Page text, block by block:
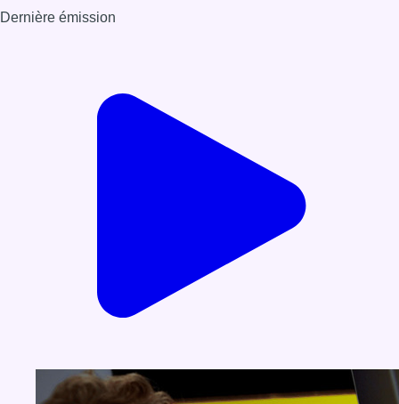
Dernière émission